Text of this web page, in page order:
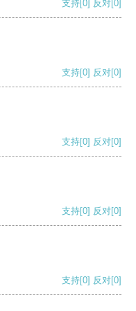
支持[0] 反对[0]
支持[0] 反对[0]
支持[0] 反对[0]
支持[0] 反对[0]
支持[0] 反对[0]